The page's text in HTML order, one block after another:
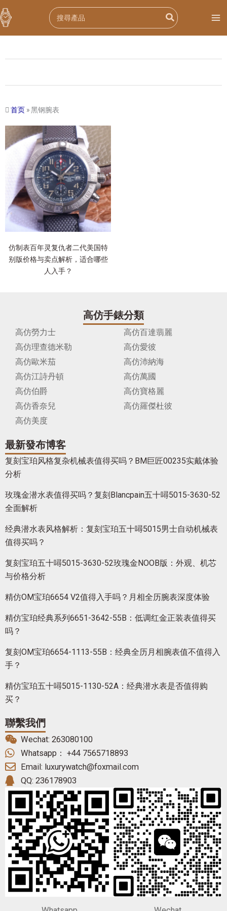
跳
至
内
Search
for:
首页 »黑钢腕表
仿制表百年灵复仇者二代美国特
别版价格与卖点解析，适合哪些
人入手？
高仿手錶分類
高仿勞力士
高仿百達翡麗
高仿理查德米勒
高仿愛彼
高仿歐米茄
高仿沛納海
高仿江詩丹頓
高仿萬國
高仿伯爵
高仿寶格麗
高仿香奈兒
高仿羅傑杜彼
高仿美度
最新發布博客
复刻宝珀风格复杂机械表值得买吗？BM巨匠00235实戴体验
分析
玫瑰金潜水表值得买吗？复刻Blancpain五十噚5015-3630-52
全面解析
经典潜水表风格解析：复刻宝珀五十噚5015男士自动机械表
值得买吗？
复刻宝珀五十噚5015-3630-52玫瑰金NOOB版：外观、机芯
与价格分析
精仿OM宝珀6654 V2值得入手吗？月相全历腕表深度体验
精仿宝珀经典系列6651-3642-55B：低调红金正装表值得买
吗？
复刻OM宝珀6654-1113-55B：经典全历月相腕表值不值得入
手？
精仿宝珀五十噚5015-1130-52A：经典潜水表是否值得购
买？
聯繫我們
Wechat: 263080100
Whatsapp： +44 7565718893
Email: luxurywatch@foxmail.com
QQ: 236178903